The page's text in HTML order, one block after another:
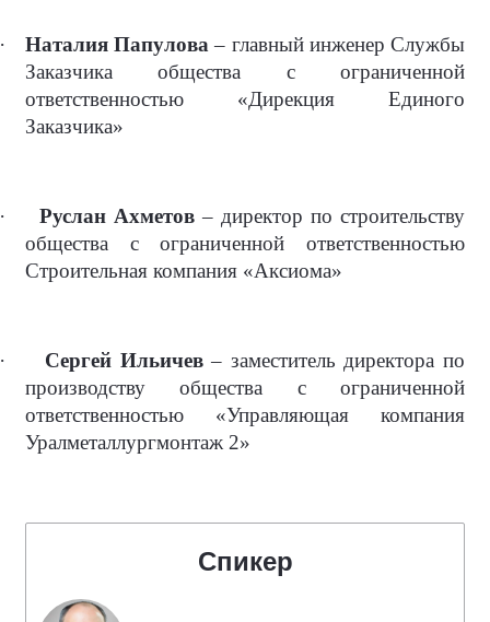
· Наталия Папулова – главный инженер Службы
Заказчика общества с ограниченной
ответственностью «Дирекция Единого
Заказчика»
· Руслан Ахметов – директор по строительству
общества с ограниченной ответственностью
Строительная компания «Аксиома»
· Сергей Ильичев– заместитель директора по
производству общества с ограниченной
ответственностью «Управляющая компания
Уралметаллургмонтаж 2»
Спикер